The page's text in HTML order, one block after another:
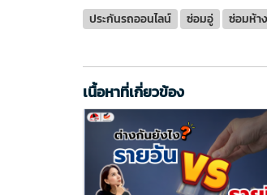
ประกันรถออนไลน์ ซ่อมอู่ ซ่อมห้าง
เนื้อหาที่เกี่ยวข้อง